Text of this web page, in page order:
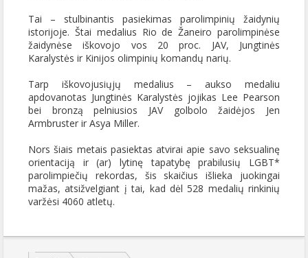
Tai – stulbinantis pasiekimas parolimpinių žaidynių
istorijoje. Štai medalius Rio de Žaneiro parolimpinėse
žaidynėse iškovojo vos 20 proc. JAV, Jungtinės
Karalystės ir Kinijos olimpinių komandų narių.
Tarp iškovojusiųjų medalius – aukso medaliu
apdovanotas Jungtinės Karalystės jojikas Lee Pearson
bei bronzą pelniusios JAV golbolo žaidėjos Jen
Armbruster ir Asya Miller.
Nors šiais metais pasiektas atvirai apie savo seksualinę
orientaciją ir (ar) lytinę tapatybę prabilusių LGBT*
parolimpiečių rekordas, šis skaičius išlieka juokingai
mažas, atsižvelgiant į tai, kad dėl 528 medalių rinkinių
varžėsi 4060 atletų.